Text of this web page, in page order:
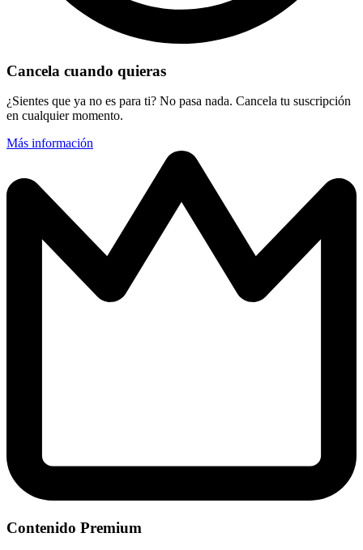
Cancela cuando quieras
¿Sientes que ya no es para ti? No pasa nada. Cancela tu suscripción
en cualquier momento.
Más información
Contenido Premium